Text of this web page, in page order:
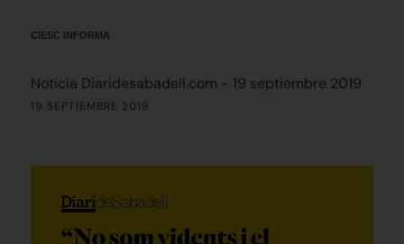
CIESC INFORMA
Noticia Diaridesabadell.com - 19 septiembre 2019
19 SEPTIEMBRE 2019